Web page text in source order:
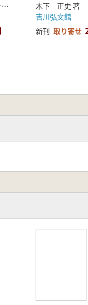
集落と地域開発
辺の奈良・平安時
若狭 徹 埼玉県立さきたま史跡の博物館 編
木下 正史 著
吉川弘文館
新刊 取り寄せ